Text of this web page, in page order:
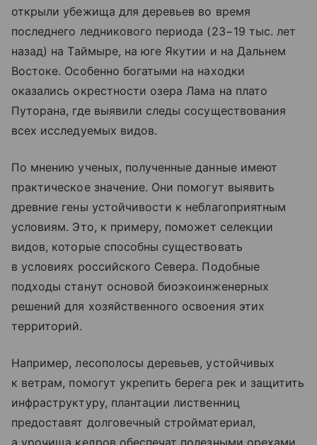
открыли убежища для деревьев во время
последнего ледникового периода (23−19 тыс. лет
назад) на Таймыре, на юге Якутии и на Дальнем
Востоке. Особенно богатыми на находки
оказались окрестности озера Лама на плато
Путорана, где выявили следы сосуществования
всех исследуемых видов.
По мнению ученых, полученные данные имеют
практическое значение. Они помогут выявить
древние гены устойчивости к неблагоприятным
условиям. Это, к примеру, поможет селекции
видов, которые способны существовать
в условиях российского Севера. Подобные
подходы станут основой биоэкоинженерных
решений для хозяйственного освоения этих
территорий.
Например, лесополосы деревьев, устойчивых
к ветрам, помогут укрепить берега рек и защитить
инфраструктуру, плантации лиственниц
предоставят долговечный стройматериал,